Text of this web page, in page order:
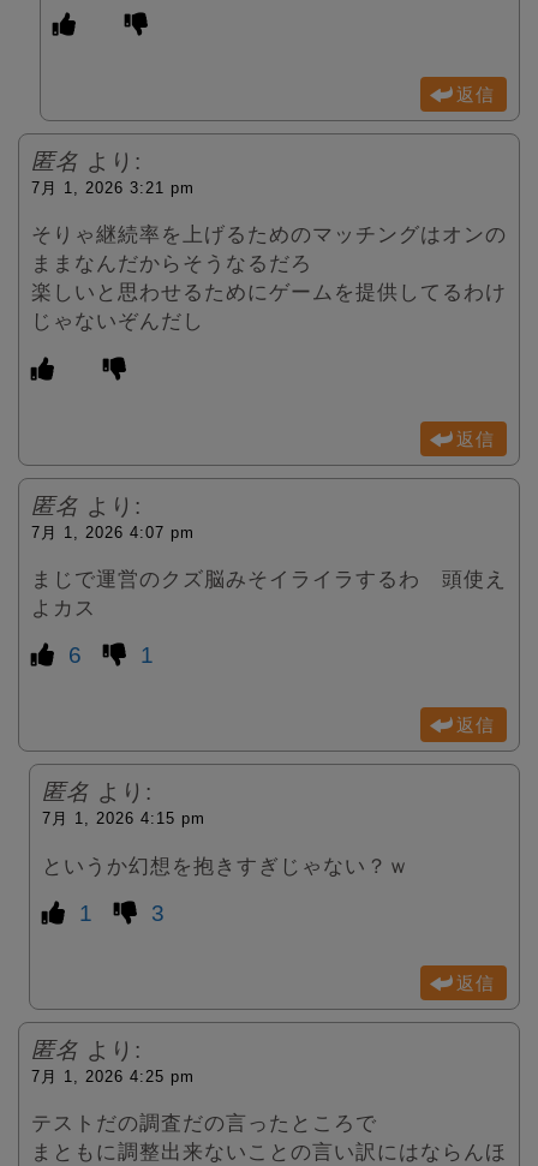
返信
匿名 より:
7月 1, 2026 3:21 pm
そりゃ継続率を上げるためのマッチングはオンの
ままなんだからそうなるだろ
楽しいと思わせるためにゲームを提供してるわけ
じゃないぞんだし
返信
匿名 より:
7月 1, 2026 4:07 pm
まじで運営のクズ脳みそイライラするわ 頭使え
よカス
6 1
返信
匿名 より:
7月 1, 2026 4:15 pm
というか幻想を抱きすぎじゃない？ｗ
1 3
返信
匿名 より:
7月 1, 2026 4:25 pm
テストだの調査だの言ったところで
まともに調整出来ないことの言い訳にはならんほ